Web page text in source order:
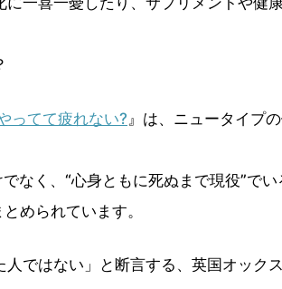
ってて疲れない? 』は、ニュータイプ
なく、“心身ともに死ぬまで現役”で
められています。
ではない」と断言する、英国オック